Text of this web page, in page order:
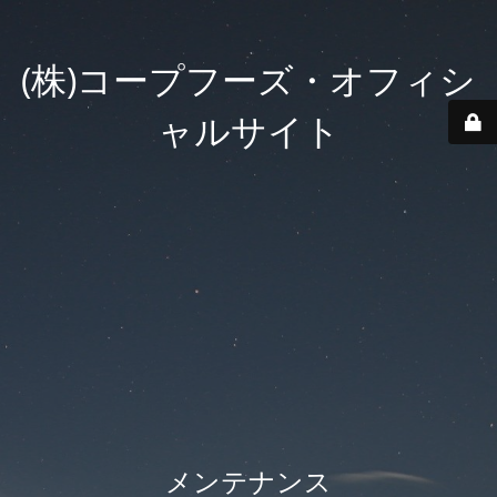
(株)コープフーズ・オフィシ
ャルサイト
メンテナンス